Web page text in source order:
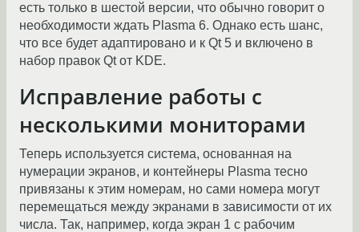
есть только в шестой версии, что обычно говорит о
необходимости ждать Plasma 6. Однако есть шанс,
что все будет адаптировано и к Qt 5 и включено в
набор правок Qt от KDE.
Исправление работы с
несколькими мониторами
Теперь используется система, основанная на
нумерации экранов, и контейнеры Plasma тесно
привязаны к этим номерам, но сами номера могут
перемещаться между экранами в зависимости от их
числа. Так, например, когда экран 1 с рабочим